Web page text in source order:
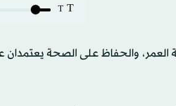
T
T
العمر، والحفاظ على الصحة